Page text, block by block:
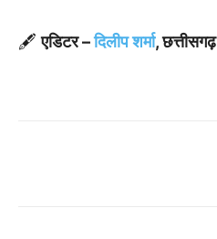
🖋️एडिटर –दिलीप शर्मा, छत्तीसगढ़